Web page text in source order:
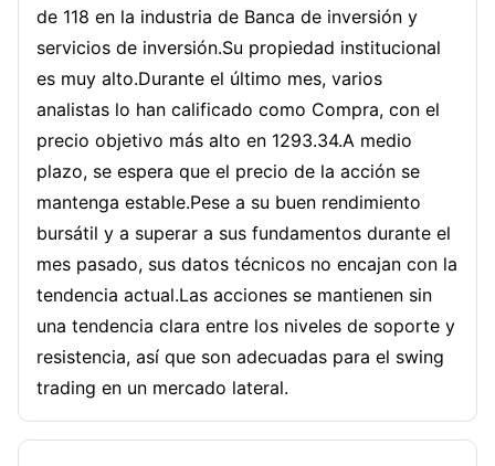
de 118 en la industria de Banca de inversión y
servicios de inversión.Su propiedad institucional
es muy alto.Durante el último mes, varios
analistas lo han calificado como Compra, con el
precio objetivo más alto en 1293.34.A medio
plazo, se espera que el precio de la acción se
mantenga estable.Pese a su buen rendimiento
bursátil y a superar a sus fundamentos durante el
mes pasado, sus datos técnicos no encajan con la
tendencia actual.Las acciones se mantienen sin
una tendencia clara entre los niveles de soporte y
resistencia, así que son adecuadas para el swing
trading en un mercado lateral.